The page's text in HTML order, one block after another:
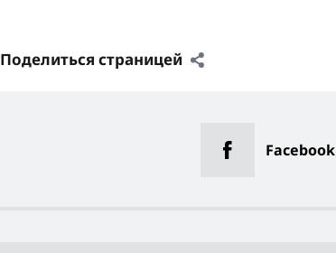
Поделиться страницей
Facebook